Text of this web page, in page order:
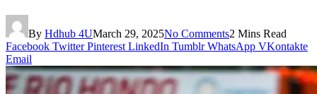
By Hdhub 4UMarch 29, 2025No Comments2 Mins Read
Facebook Twitter Pinterest LinkedIn Tumblr WhatsApp VKontakte
Email